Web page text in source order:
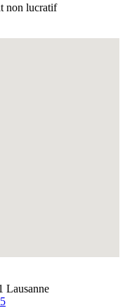
non lucratif
Lausanne